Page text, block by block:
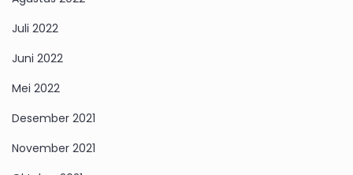
Juli 2022
Juni 2022
Mei 2022
Desember 2021
November 2021